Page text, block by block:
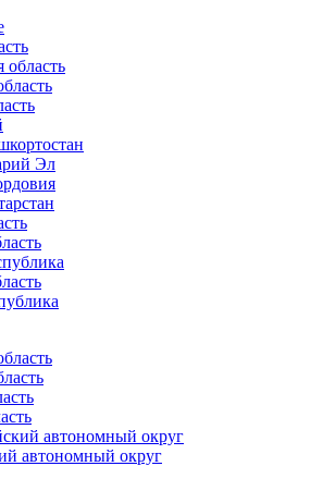
область
Эл
автономный округ
автономный округ